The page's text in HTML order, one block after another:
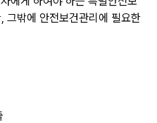
그밖에 안전보건관리에 필요한